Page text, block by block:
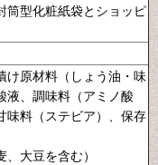
筒型化粧紙袋とショッピ
け原材料（しょう油・味
液、調味料（アミノ酸
味料（ステビア）、保存
、大豆を含む）